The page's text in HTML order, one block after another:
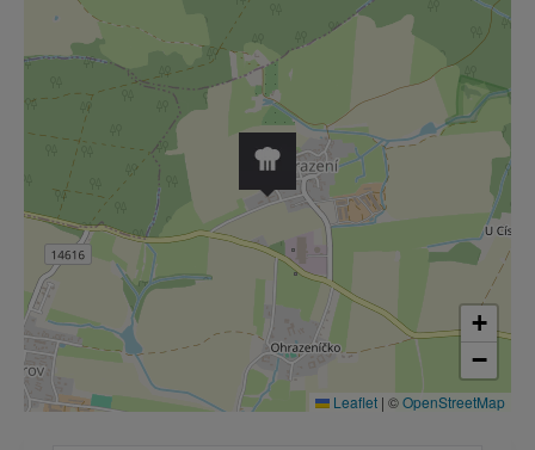
+
−
Leaflet | ©OpenStreetMap